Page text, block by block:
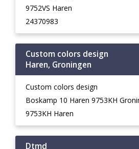
9752VS Haren
24370983
Custom colors design
Haren, Groningen
Custom colors design
Boskamp 10 Haren 9753KH
9753KH Haren
Dtmd